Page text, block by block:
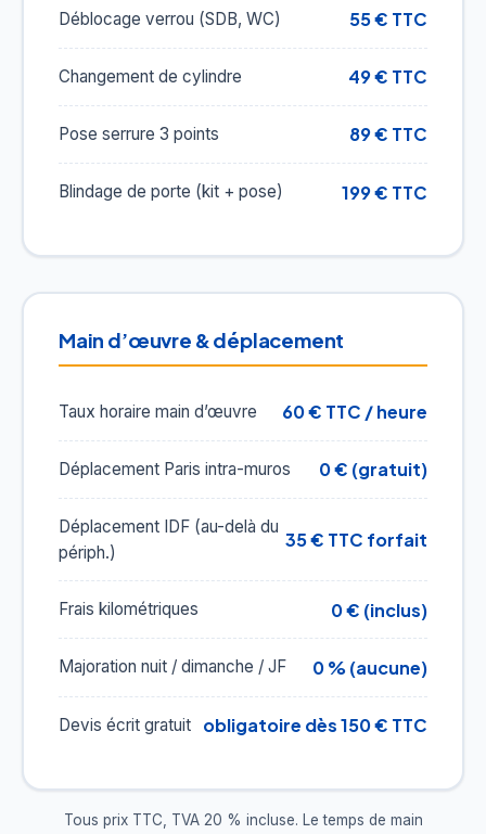
Déblocage verrou (SDB, WC) 55 € TTC
Changement de cylindre 49 € TTC
Pose serrure 3 points 89 € TTC
Blindage de porte (kit + pose) 199 € TTC
Main d’œuvre & déplacement
Taux horaire main d’œuvre 60 € TTC / heure
Déplacement Paris intra-muros 0 € (gratuit)
Déplacement IDF (au-delà du
périph.)
35 € TTC forfait
Frais kilométriques 0 € (inclus)
Majoration nuit / dimanche / JF 0 % (aucune)
Devis écrit gratuit obligatoire dès 150 € TTC
Tous prix TTC, TVA 20 % incluse. Le temps de main